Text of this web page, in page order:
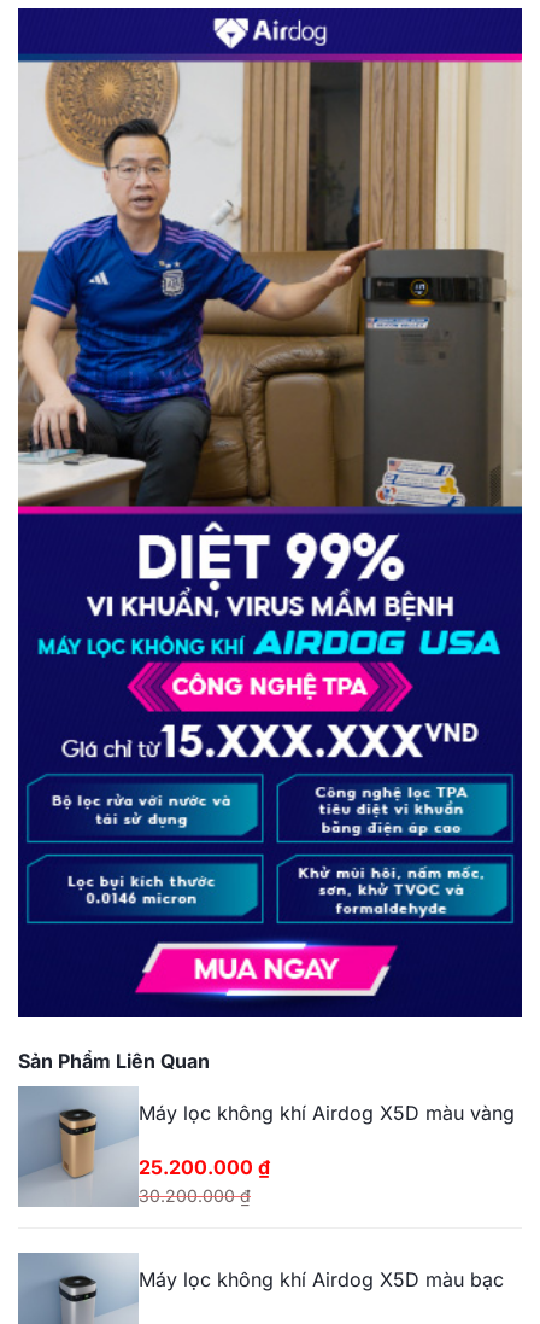
Sản Phẩm Liên Quan
Máy lọc không khí Airdog X5D màu vàng
30.200.000₫
gốc
là:
25.200.000 ₫
hiện
tại
Máy lọc không khí Airdog X5D màu bạc